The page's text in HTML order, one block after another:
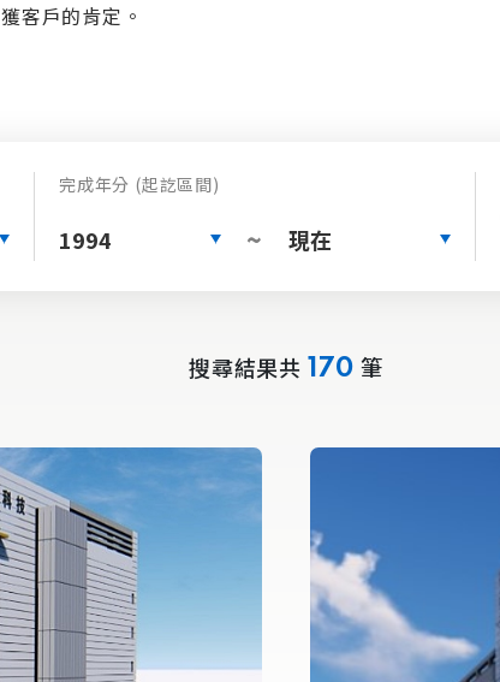
獲客戶的肯定。
完成年分 (起訖區間)
1994 ~ 現在
搜尋結果共 170 筆